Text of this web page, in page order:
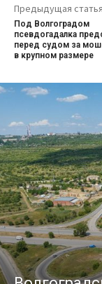
Предыдущая статья
Под Волгоградом
псевдогадалка
перед судом за
в крупном размере